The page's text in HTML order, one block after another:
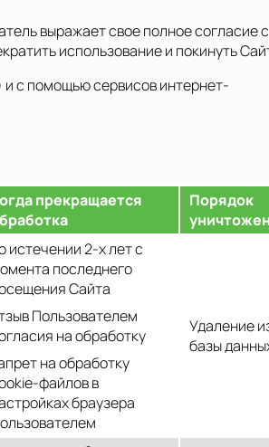
выражает свое полное согласие с
использование и покинуть
и с помощью сервисов интернет-
прекращается
Порядок
истечении 2-х лет с
последнего
Сайта
Пользователем
на обработку
на обработку
файлов в
браузера
Удаление
базы